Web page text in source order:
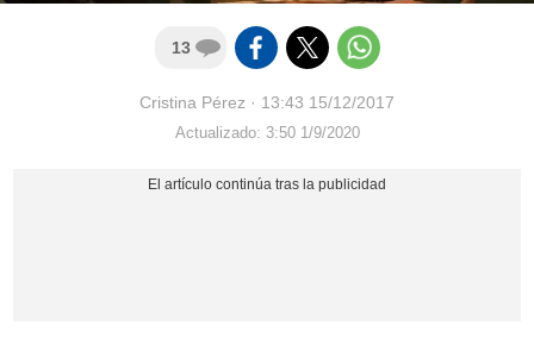
13
Cristina Pérez · 13:43 15/12/2017
Actualizado: 3:50 1/9/2020